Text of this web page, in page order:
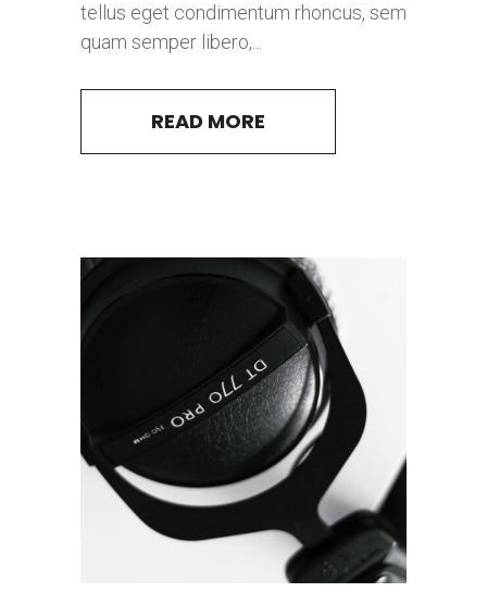
tellus eget condimentum rhoncus, sem
quam semper libero,...
READ MORE